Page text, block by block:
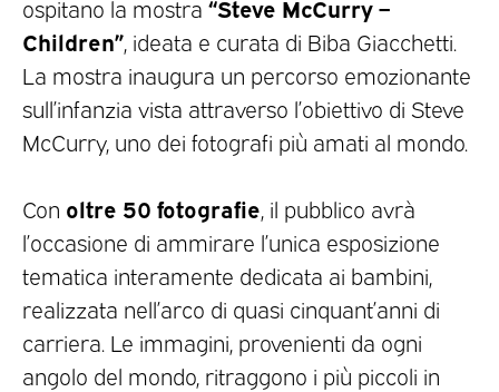
ospitano la mostra “Steve McCurry –
Children”, ideata e curata di Biba Giacchetti.
La mostra inaugura un percorso emozionante
sull’infanzia vista attraverso l’obiettivo di Steve
McCurry, uno dei fotografi più amati al mondo.
Con oltre 50 fotografie, il pubblico avrà
l’occasione di ammirare l’unica esposizione
tematica interamente dedicata ai bambini,
realizzata nell’arco di quasi cinquant’anni di
carriera. Le immagini, provenienti da ogni
angolo del mondo, ritraggono i più piccoli in